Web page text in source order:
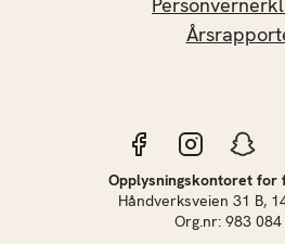
Opplysningskontoret for
Håndverksveien 31 B,
Org.nr: 983